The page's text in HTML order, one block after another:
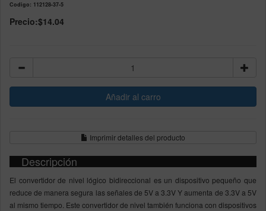
Codigo: 112128-37-5
Precio:$14.04
Imprimir detalles del producto
Descripción
El convertidor de nivel lógico bidireccional es un dispositivo pequeño que
reduce de manera segura las señales de 5V a 3.3V Y aumenta de 3.3V a 5V
al mismo tiempo. Este convertidor de nivel también funciona con dispositivos